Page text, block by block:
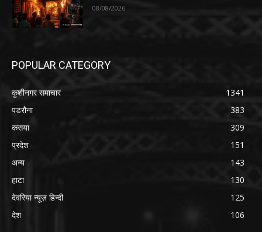
08/08/2026
POPULAR CATEGORY
कुशीनगर समाचार
1341
पडरौना
383
कसया
309
प्रदेश
151
अन्य
143
हाटा
130
देवरिया न्यूज़ हिन्दी
125
देश
106